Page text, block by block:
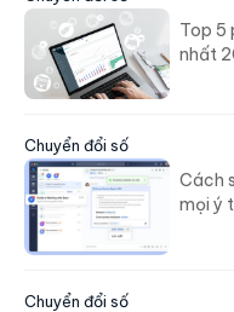
Top 5
nhất
Chuyển đổi số
Cách
mọi ý
Chuyển đổi số